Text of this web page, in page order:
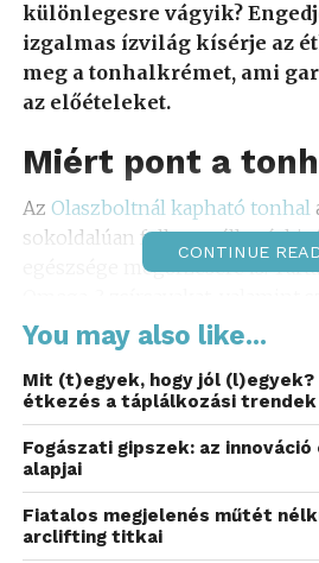
különlegesre vágyik?
izgalmas ízvilág kísérje az
meg a tonhalkrémet, ami
az előételeket.
Miért pont a
Az Olaszboltnál kapható tonhal
sokoldalúan felhasználható,
egészsége megőrzésére is.
Ezek a tápanyagok nem csak
is teszik az ételt. Fogyasztása
bármilyen étrendbe, legyen az
különleges vendégvárás menüje.
Olívabogyó és
egy különleges
CONTINUE
You may also like...
Mit (t)egyek, hogy jól (l)egyek?
étkezés a táplálkozási
Fogászati gipszek: az
alapjai
Fiatalos megjelenés műtét
arclifting titkai